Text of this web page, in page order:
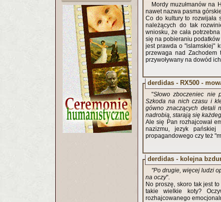
Mordy muzułmanów na
nawet nazwa pasma
Co do kultury to
należących do tak
wniosku, że cała
się na pobieraniu
jest prawda o "islamskiej"
przewaga nad Zachodem
przywoływany na dowód
derdidas - RX500 -
"Słowo zboczeniec nie
Szkoda na nich czasu i
gówno znaczących detali
nadrobią, starają się
Ale się Pan rozhajcował
nazizmu, jezyk pańskiej
propagandowego czy też
derdidas - kolejna
"Po drugie, więcej ludzi
na oczy".
No proszę, skoro tak jest
takie wielkie koty?
rozhajcowanego